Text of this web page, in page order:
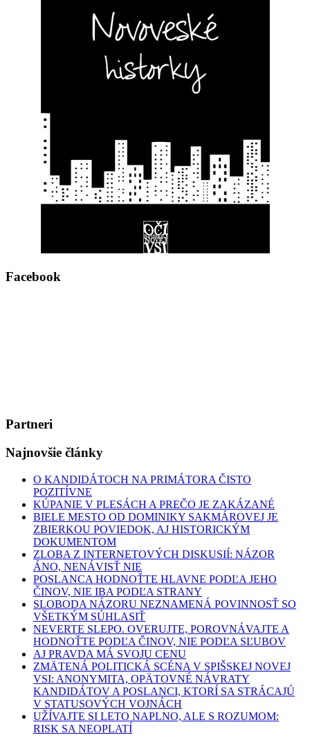
Facebook
Partneri
Najnovšie články
O KANDIDÁTOCH NA PRIMÁTORA ČISTO
POZITÍVNE
KÚPANIE V PLESÁCH A PREČO JE ZAKÁZANÉ
BIELE MESTO OD DOMINIKY SAKMÁROVEJ JE
ZBIERKOU POVIEDOK, AJ HISTORICKÝM
DOKUMENTOM
ZLOBA Z INTERNETOVÝCH DISKUSIÍ: NÁZOR
ÁNO, NENÁVISŤ NIE
POSLANCA HODNOŤTE HLAVNE PODĽA JEHO
ČINOV, NIE IBA PODĽA STRANY
SLOBODA NÁZORU NEZNAMENÁ POVINNOSŤ SO
VŠETKÝM SÚHLASIŤ
NEVERTE SLEPO. OVERUJTE, POROVNÁVAJTE A
HODNOŤTE PODĽA ČINOV, NIE PODĽA SĽUBOV
AJ PRAVDA MÁ SVOJU CENU
ZMÄTENÁ POLITICKÁ SCÉNA V SPIŠSKEJ NOVEJ
VSI: ANONYMITA, OPÄTOVNÉ NÁVRATY
KANDIDÁTOV A POSLANCI, KTORÍ SA STRÁCAJÚ
V STATUSOVÝCH VOJNÁCH
UŽÍVAJTE SI LETO NAPLNO, ALE S ROZUMOM:
RISK SA NEOPLATÍ